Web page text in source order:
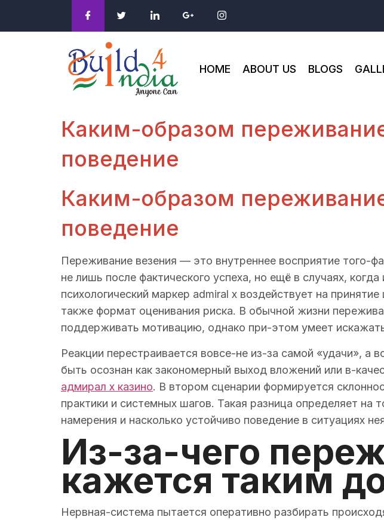
HOME ABOUT US BLOGS
Каким-образом
поведение
Каким-образом
поведение
Переживание везения — это внутреннее восприятие того-
не лишь после фактического успеха, но ещё в случаях,
психологический маркер admiral x воздействует на
также формат оценивания риска. В обычной жизни
поддерживать мотивацию, однако при-этом умеет
Реакции перестраивается вовсе-не из-за самой «удачи»,
быть осознан как закономерный выход вложений или в-
адмирал х казино. В втором сценарии формируется
практики и системных шагов. Такая разница определяет
намерения и насколько устойчиво поведение в ситуациях
Из-за-чего
кажется таким
Нервная-система пытается оперативно разбирать